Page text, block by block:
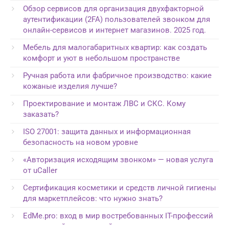
Обзор сервисов для организация двухфакторной
аутентификации (2FA) пользователей звонком для
онлайн-сервисов и интернет магазинов. 2025 год.
Мебель для малогабаритных квартир: как создать
комфорт и уют в небольшом пространстве
Ручная работа или фабричное производство: какие
кожаные изделия лучше?
Проектирование и монтаж ЛВС и СКС. Кому
заказать?
ISO 27001: защита данных и информационная
безопасность на новом уровне
«Авторизация исходящим звонком» — новая услуга
от uCaller
Сертификация косметики и средств личной гигиены
для маркетплейсов: что нужно знать?
EdMe.pro: вход в мир востребованных IT-профессий